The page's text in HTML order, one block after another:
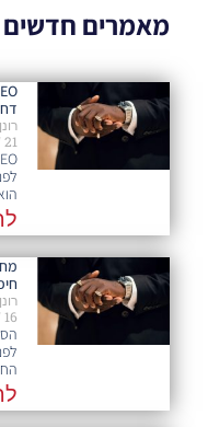
מאמרים חדשים
21 ביולי 2026
16 ביולי 2026